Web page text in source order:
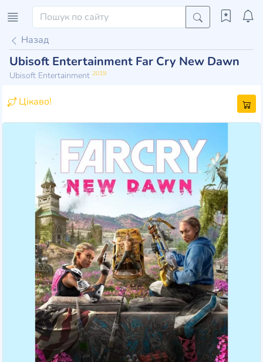
Назад
Ubisoft Entertainment Far Cry New Dawn
Ubisoft Entertainment 2019
Цікаво!